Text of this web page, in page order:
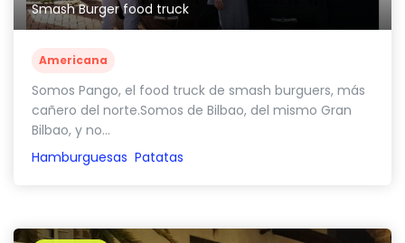
Smash Burger food truck
Americana
Somos Pango, el food truck de smash burguers, más
cañero del norte.Somos de Bilbao, del mismo Gran
Bilbao, y no...
Hamburguesas Patatas